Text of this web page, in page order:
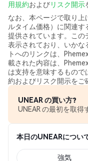
用規約およびリスク開示
なお、本ページで取り
ルタイム価格）に関連
提供されています。こ
表示されており、いかな
トへのリンクは、
載された内容は、
は支持を意味するもの
約およびリスク開示をご
UNEAR の買い方?
UNEAR の最初を取得
本日のUNEARについ
強気